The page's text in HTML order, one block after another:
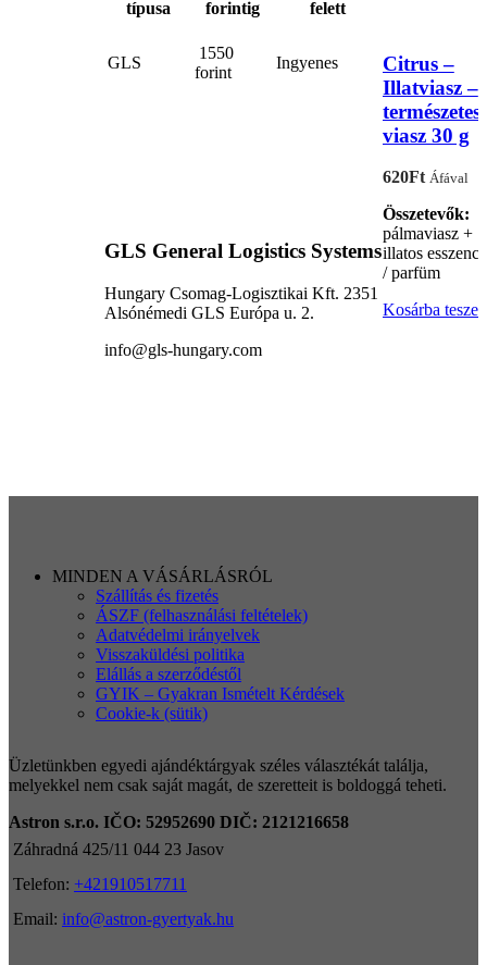
típusa forintig felett
GLS
1550
forint
Ingyenes
GLS General Logistics Systems
Hungary Csomag-Logisztikai Kft. 2351
Alsónémedi GLS Európa u. 2.
info@gls-hungary.com
Citrus –
Illatviasz –
természetes
viasz 30 g
620Ft Áfával
Összetevők:
pálmaviasz +
illatos
/ parfüm
Kosárba
MINDEN A VÁSÁRLÁSRÓL
Szállítás és fizetés
ÁSZF (felhasználási feltételek)
Adatvédelmi irányelvek
Visszaküldési politika
Elállás a szerződéstől
GYIK – Gyakran Ismételt Kérdések
Cookie-k (sütik)
Üzletünkben egyedi ajándéktárgyak széles választékát találja,
melyekkel nem csak saját magát, de szeretteit is boldoggá teheti.
Astron s.r.o. IČO: 52952690 DIČ: 2121216658
Záhradná 425/11 044 23 Jasov
Telefon: +421910517711
Email: info@astron-gyertyak.hu